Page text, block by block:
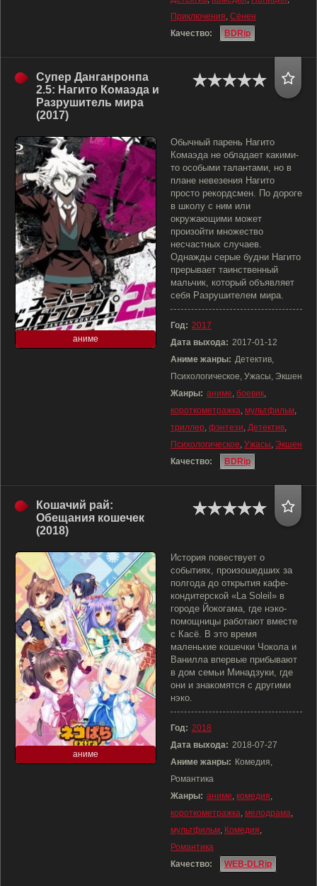
Приключения, Сёнен
Качество:
BDRip
Супер Данганронпа
2.5: Нагито Комаэда и
Разрушитель мира
(2017)
аниме
Обычный парень Нагито
Комаэда не обладает какими-
то особыми талантами, но в
плане невезения Нагито
просто рекордсмен. По дороге
в школу с ним или
окружающими может
произойти множество
несчастных случаев.
Однажды серые будни Нагито
прерывает таинственный
мальчик, который объявляет
себя Разрушителем мира.
Год: 2017
Дата выхода: 2017-01-12
Аниме жанры: Детектив,
Психологическое, Ужасы, Экшен
Жанры: аниме, боевик,
короткометражка, мультфильм,
триллер, фэнтези, Детектив,
Психологическое, Ужасы, Экшен
Качество:
BDRip
Кошачий рай:
Обещания кошечек
(2018)
аниме
История повествует о
событиях, произошедших за
полгода до открытия кафе-
кондитерской «La Soleil» в
городе Йокогама, где нэко-
помощницы работают вместе
с Касё. В это время
маленькие кошечки Чокола и
Ванилла впервые прибывают
в дом семьи Минадзуки, где
они и знакомятся с другими
нэко.
Год: 2018
Дата выхода: 2018-07-27
Аниме жанры: Комедия,
Романтика
Жанры: аниме, комедия,
короткометражка, мелодрама,
мультфильм, Комедия,
Романтика
Качество:
WEB-DLRip